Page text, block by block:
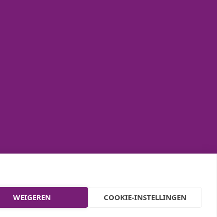
WEIGEREN COOKIE-INSTELLINGEN